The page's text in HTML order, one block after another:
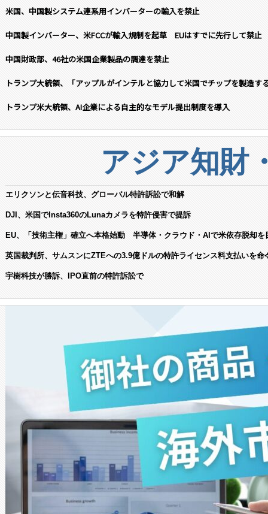
米国、中国製システム連系用インバーターの輸入を禁止
中国製インバーター、米FCCが輸入規制を起草 EUはすでに先行して禁止
中国財政部、46社の米国企業製品の調達を禁止
トランプ大統領、「アップルがインテルと協力して米国でチップを製造す
トランプ米大統領、AI企業による自主的なモデル提出制度を導入
アジア知財
エリクソンと伝音科技、グローバル特許訴訟で和解
DJI、米国でInsta360のLunaカメラを特許侵害で提訴
EU、「技術主権」確立へ本格始動 半導体・クラウド・AIで米依存脱却を
英国裁判所、サムスンにZTEへの3.9億ドルの特許ライセンス料支払いを命
宇樹科技が勝訴、IPO直前の特許訴訟で